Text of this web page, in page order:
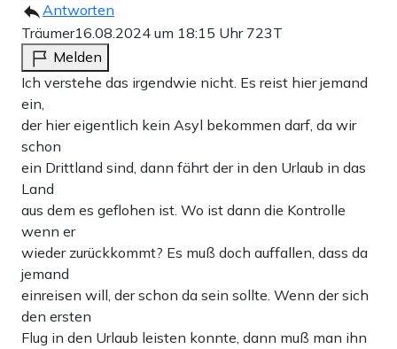
Antworten
Träumer16.08.2024 um 18:15 Uhr 723T
Melden
Ich verstehe das irgendwie nicht. Es reist hier jemand
ein,
der hier eigentlich kein Asyl bekommen darf, da wir
schon
ein Drittland sind, dann fährt der in den Urlaub in das
Land
aus dem es geflohen ist. Wo ist dann die Kontrolle
wenn er
wieder zurückkommt? Es muß doch auffallen, dass da
jemand
einreisen will, der schon da sein sollte. Wenn der sich
den ersten
Flug in den Urlaub leisten konnte, dann muß man ihn